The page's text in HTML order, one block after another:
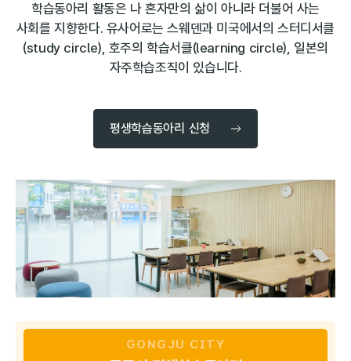
학습동아리 활동은 나 혼자만의 삶이 아니라 더불어 사는
사회를 지향한다. 유사어로는 스웨덴과 미국에서의 스터디서클
(study circle), 호주의 학습서클(learning circle), 일본의
자주학습조직이 있습니다.
평생학습동아리 신청
GONGJU CITY